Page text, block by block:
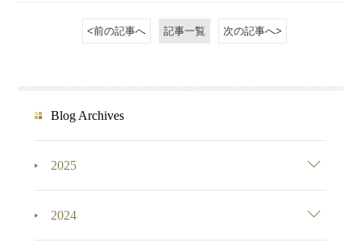
<前の記事へ 記事一覧 次の記事へ>
Blog Archives
2025
2024